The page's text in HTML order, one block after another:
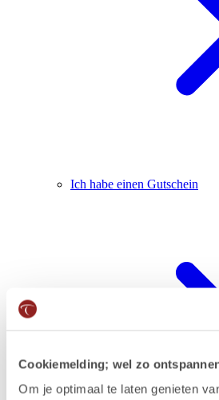
Cookiemelding; wel zo
Om je optimaal te laten genieten
Ich habe einen Gutschein